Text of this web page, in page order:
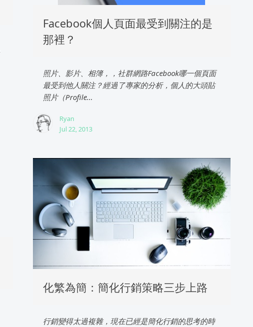
Facebook個人頁面最受到關注的是
那裡？
照片、影片、相簿，，社群網路Facebook哪一個頁面
最受到他人關注？經過了專家的分析，個人的大頭貼
照片（Profile...
Ryan
Jul 22, 2013
化繁為簡：簡化行銷策略三步上路
行銷變得太過複雜，現在已經是簡化行銷的思考的時